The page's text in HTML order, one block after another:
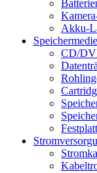
Akku-
CD/